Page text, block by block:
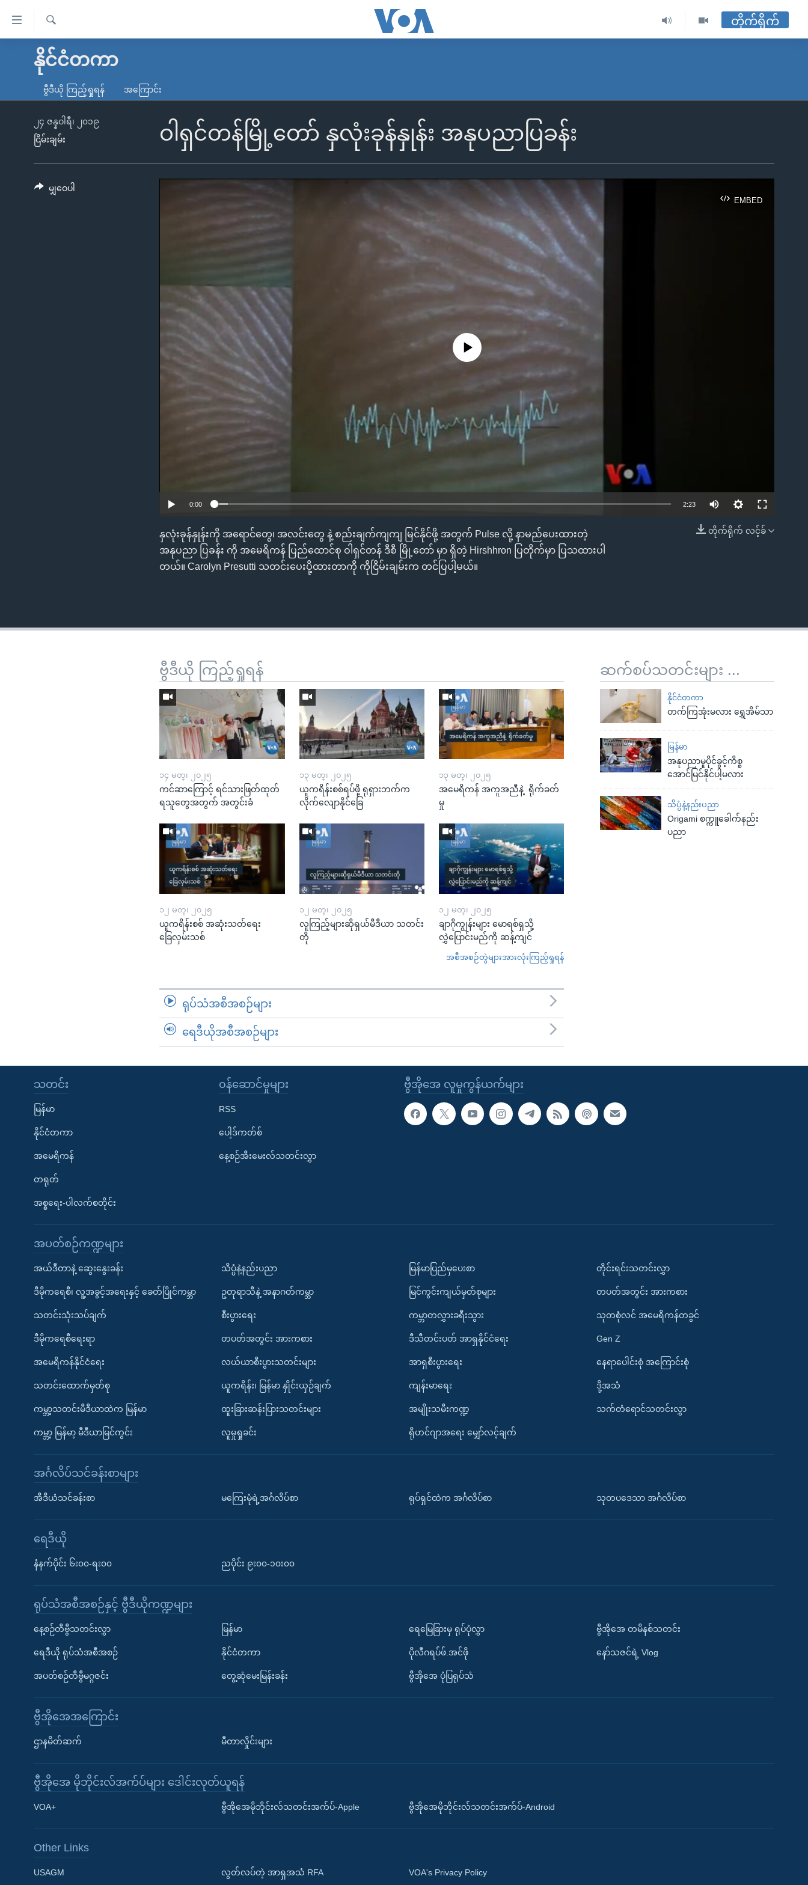
လွယ်ကူ
သည့်
မူလစာမျက်နှာ
ကမ္ဘာ့သတင်းများ
နိုင်ငံတကာ
အမေရိကန်
တရုတ်
အစ္စရေး-ပါလက်စတိုင်း
သတင်းလွတ်လပ်ခွင့်
ရပ်ဝန်းတခု လမ်းတခု အလွန်
အင်္ဂလိပ်စာလေ့လာမယ်
Learning English
ရှာဖွေ
ရ
လာ
တိုက်ရိုက်
နိုင်ငံတကာ
ဗွီဒီယို ကြည့်ရှုရန် အကြောင်း
ဝါရှင်တန်မြို့တော် နှလုံးခုန်နှုန်း အနုပညာပြခန်း
၂၄ ဇန္နဝါရီ၊ ၂၀၁၉
ငြိမ်းချမ်း
EMBED
EMBED
No media source currently available
0:00 2:23
တိုက်ရိုက် လင့်ခ်
နှလုံးခုန်နှုန်းကို အရောင်တွေ၊ အလင်းတွေ နဲ့ စည်းချက်ကျကျ မြင်နိုင်ဖို့ အတွက် Pulse လို့ နာမည်ပေးထားတဲ့
အနုပညာ ပြခန်း ကို အမေရိကန် ပြည်ထောင်စု ဝါရှင်တန် ဒီစီ မြို့တော် မှာ ရှိတဲ့ Hirshhron ပြတိုက်မှာ ပြသထားပါ
တယ်။ Carolyn Presutti သတင်းပေးပို့ထားတာကို ကိုငြိမ်းချမ်းက တင်ပြပါ့မယ်။
မျှဝေပါ
ဆက်စပ်သတင်းများ ...
နိုင်ငံတကာ
တက်ကြအုံးမလား ရွှေအိမ်သာ
မြန်မာ
အနုပညာမူပိုင်ခွင့်ကိစ္စ
အောင်မြင်နိုင်ပါ့မလား
သိပ္ပံနဲ့နည်းပညာ
Origami စက္ကူခေါက်နည်း
ပညာ
ဗွီဒီယို ကြည့်ရှုရန်
၁၄ မတ္၊ ၂၀၂၅
ကင်ဆာကြောင့် ရင်သားဖြတ်ထုတ်
ရသူတွေအတွက် အတွင်းခံ
၁၃ မတ္၊ ၂၀၂၅
ယူကရိန်းစစ်ရပ်ဖို့ ရုရှားဘက်က
လိုက်လျောနိုင်ခြေ
၁၃ မတ္၊ ၂၀၂၅
အမေရိကန် အကူအညီနဲ့ ရိုက်ခတ်
မှု
၁၂ မတ္၊ ၂၀၂၅
ယူကရိန်းစစ် အဆုံးသတ်ရေး
ခြေလှမ်းသစ်
၁၂ မတ္၊ ၂၀၂၅
လူကြည့်များဆိုရှယ်မီဒီယာ သတင်း
တို
၁၂ မတ္၊ ၂၀၂၅
ချာဂိုကျွန်းများ မောရစ်ရှသို့
လွှဲပြောင်းမည်ကို ဆန့်ကျင်
အစီအစဉ်တွဲများအားလုံးကြည့်ရှုရန်
ရုပ်သံအစီအစဉ်များ
ရေဒီယိုအစီအစဉ်များ
ဗွီအိုအေ လူမှုကွန်ယက်များ
သတင်း
မြန်မာ
နိုင်ငံတကာ
အမေရိကန်
တရုတ်
အစ္စရေး-ပါလက်စတိုင်း
၀န်ဆောင်မှုများ
RSS
ပေါ့ဒ်ကတ်စ်
နေ့စဉ်အီးမေးလ်သတင်းလွှာ
အပတ်စဉ်ကဏ္ဍများ
အယ်ဒီတာနဲ့ ဆွေးနွေးခန်း
ဒီမိုကရေစီ၊ လူ့အခွင့်အရေးနှင့် ခေတ်ပြိုင်ကမ္ဘာ
သတင်းသုံးသပ်ချက်
ဒီမိုကရေစီရေးရာ
အမေရိကန်နိုင်ငံရေး
သတင်းထောက်မှတ်စု
ကမ္ဘာ့သတင်းမီဒီယာထဲက မြန်မာ
ကမ္ဘာ့ မြန်မာ့ မီဒီယာမြင်ကွင်း
သိပ္ပံနဲ့နည်းပညာ
ဥတုရာသီနဲ့ အနာဂတ်ကမ္ဘာ
စီးပွားရေး
တပတ်အတွင်း အားကစား
လယ်ယာစီးပွားသတင်းများ
ယူကရိန်း၊ မြန်မာ နှိုင်းယှဉ်ချက်
ထူးခြားဆန်းပြားသတင်းများ
လူမှုရှုခင်း
မြန်မာပြည်မှပေးစာ
မြင်ကွင်းကျယ်မှတ်စုများ
ကမ္ဘာတလွှားခရီးသွား
ဒီသီတင်းပတ် အာရှနိုင်ငံရေး
အာရှစီးပွားရေး
ကျန်းမာရေး
အမျိုးသမီးကဏ္ဍ
ရိုဟင်ဂျာအရေး မျှော်လင့်ချက်
တိုင်းရင်းသတင်းလွှာ
တပတ်အတွင်း အားကစား
သုတစုံလင် အမေရိကန်တခွင်
Gen Z
နေရာပေါင်းစုံ အကြောင်းစုံ
ဒို့အသံ
သက်တံရောင်သတင်းလွှာ
အင်္ဂလိပ်သင်ခန်းစာများ
အီဒီယံသင်ခန်းစာ မကြေးမုံရဲ့အင်္ဂလိပ်စာ ရုပ်ရှင်ထဲက အင်္ဂလိပ်စာ သုတပဒေသာ အင်္ဂလိပ်စာ
ရေဒီယို
နံနက်ပိုင်း ၆း၀၀-ရး၀၀ ညပိုင်း ၉း၀၀-၁၀း၀၀
ရုပ်သံအစီအစဉ်နှင့် ဗွီဒီယိုကဏ္ဍများ
နေ့စဉ်တီဗွီသတင်းလွှာ
ရေဒီယို ရုပ်သံအစီအစဉ်
အပတ်စဉ်တီဗွီမဂ္ဂဇင်း
မြန်မာ
နိုင်ငံတကာ
တွေ့ဆုံမေးမြန်းခန်း
ရေမြေခြားမှ ရုပ်ပုံလွှာ
ပိုလီဂရပ်ဖ်.အင်ဖို
ဗွီအိုအေ ပုံပြရုပ်သံ
ဗွီအိုအေ တမိနစ်သတင်း
နော်သဇင်ရဲ့ Vlog
ဗွီအိုအေအကြောင်း
ဌာနမိတ်ဆက် မီတာလှိုင်းများ
ဗွီအိုအေ မိုဘိုင်းလ်အက်ပ်များ ဒေါင်းလုတ်ယူရန်
VOA+ ဗွီအိုအေမိုဘိုင်းလ်သတင်းအက်ပ်-Apple ဗွီအိုအေမိုဘိုင်းလ်သတင်းအက်ပ်-Android
Other Links
USAGM လွတ်လပ်တဲ့ အာရှအသံ RFA VOA's Privacy Policy